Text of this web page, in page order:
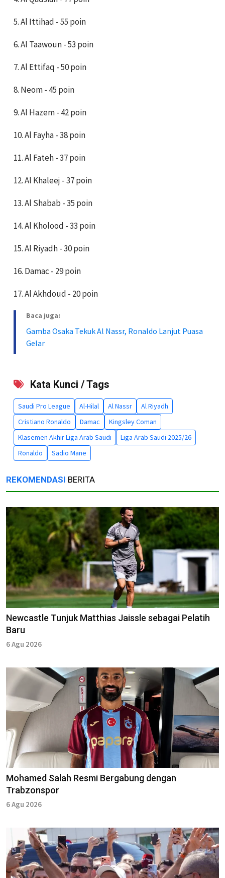
5. Al Ittihad - 55 poin
6. Al Taawoun - 53 poin
7. Al Ettifaq - 50 poin
8. Neom - 45 poin
9. Al Hazem - 42 poin
10. Al Fayha - 38 poin
11. Al Fateh - 37 poin
12. Al Khaleej - 37 poin
13. Al Shabab - 35 poin
14. Al Kholood - 33 poin
15. Al Riyadh - 30 poin
16. Damac - 29 poin
17. Al Akhdoud - 20 poin
Baca juga:
Gamba Osaka Tekuk Al Nassr, Ronaldo Lanjut Puasa
Gelar
Kata Kunci / Tags
Saudi Pro League Al-Hilal Al Nassr
Al Riyadh
Cristiano Ronaldo
Damac
Kingsley Coman
Klasemen Akhir Liga Arab Saudi
Liga Arab Saudi 2025/26
Ronaldo
Sadio Mane
REKOMENDASI BERITA
Newcastle Tunjuk Matthias Jaissle sebagai Pelatih
Baru
6 Agu 2026
Mohamed Salah Resmi Bergabung dengan
Trabzonspor
6 Agu 2026